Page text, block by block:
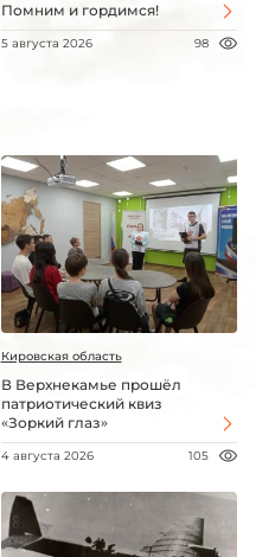
Помним и гордимся!
5 августа 2026 98
Кировская область
В Верхнекамье прошёл
патриотический квиз
«Зоркий глаз»
4 августа 2026 105